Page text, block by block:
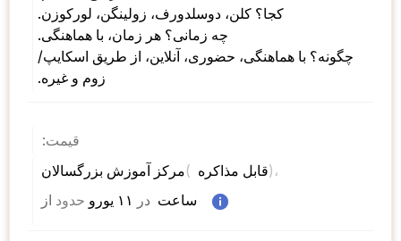
چگونه؟ با هماهنگی، حضوری، آنلاین، از طریق اسکایپ/
زوم و غیره.
قیمت:
مرکز آموزش بزرگسالان ( قابل مذاکره )،
از حدود در ساعت